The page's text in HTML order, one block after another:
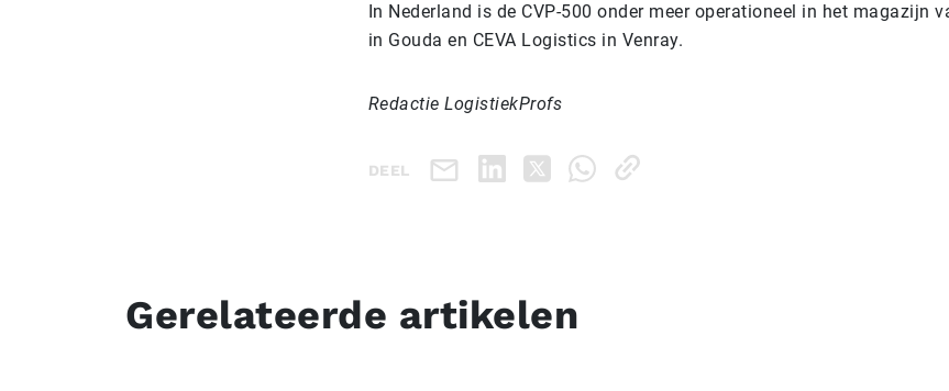
In Nederland is de CVP-500 onder meer operationeel in het magazijn
in Gouda en CEVA Logistics in Venray.
Redactie LogistiekProfs
DEEL
Gerelateerde artikelen